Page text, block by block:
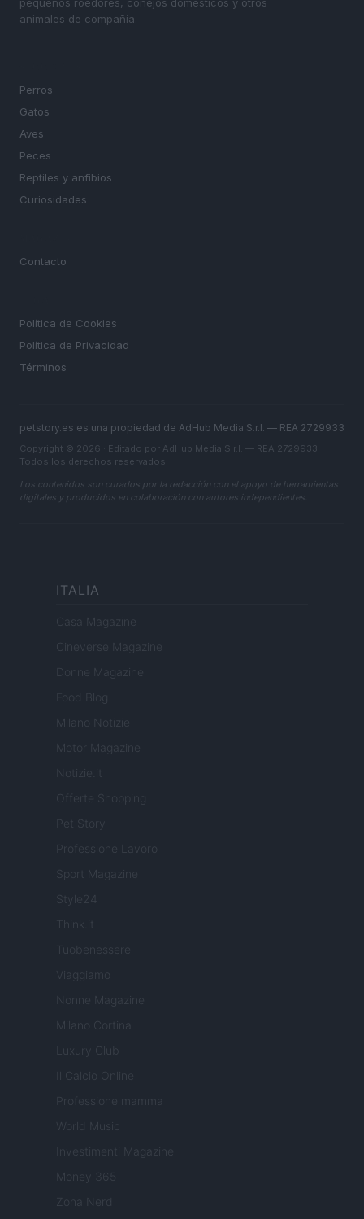
animales de compañía.
Perros
Gatos
Aves
Peces
Reptiles y anfibios
Curiosidades
Contacto
Política de Cookies
Política de Privacidad
Términos
petstory.es es una propiedad de AdHub Media S.r.l. — REA 2729933
Copyright © 2026 · Editado por AdHub Media S.r.l. — REA 2729933
Todos los derechos reservados
Los contenidos son curados por la redacción con el apoyo de herramientas
digitales y producidos en colaboración con autores independientes.
ITALIA
Casa Magazine
Cineverse Magazine
Donne Magazine
Food Blog
Milano Notizie
Motor Magazine
Notizie.it
Offerte Shopping
Professione Lavoro
Sport Magazine
Style24
Think.it
Tuobenessere
Viaggiamo
Nonne Magazine
Milano Cortina
Luxury Club
Il Calcio Online
Professione mamma
World Music
Investimenti Magazine
Money 365
Zona Nerd